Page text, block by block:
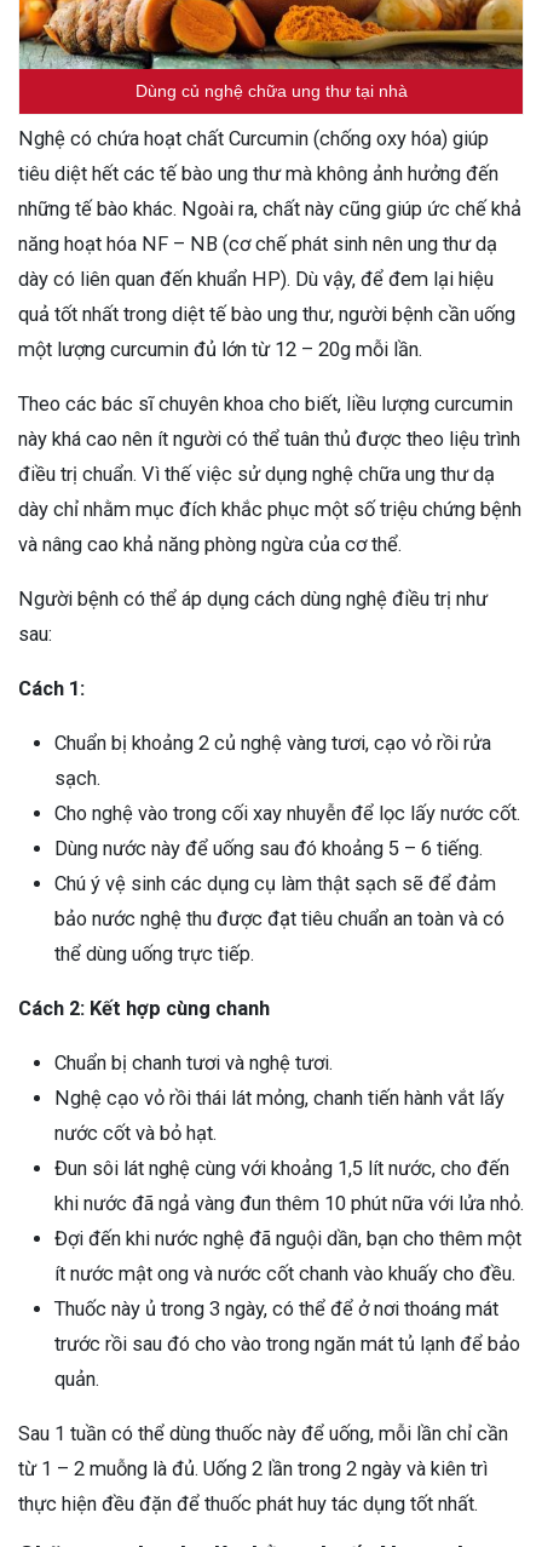
Dùng củ nghệ chữa ung thư tại nhà
Nghệ có chứa hoạt chất Curcumin (chống oxy hóa) giúp
tiêu diệt hết các tế bào ung thư mà không ảnh hưởng đến
những tế bào khác. Ngoài ra, chất này cũng giúp ức chế khả
năng hoạt hóa NF – NB (cơ chế phát sinh nên ung thư dạ
dày có liên quan đến khuẩn HP). Dù vậy, để đem lại hiệu
quả tốt nhất trong diệt tế bào ung thư, người bệnh cần uống
một lượng curcumin đủ lớn từ 12 – 20g mỗi lần.
Theo các bác sĩ chuyên khoa cho biết, liều lượng curcumin
này khá cao nên ít người có thể tuân thủ được theo liệu trình
điều trị chuẩn. Vì thế việc sử dụng nghệ chữa ung thư dạ
dày chỉ nhằm mục đích khắc phục một số triệu chứng bệnh
và nâng cao khả năng phòng ngừa của cơ thể.
Người bệnh có thể áp dụng cách dùng nghệ điều trị như
sau:
Cách 1:
Chuẩn bị khoảng 2 củ nghệ vàng tươi, cạo vỏ rồi rửa
sạch.
Cho nghệ vào trong cối xay nhuyễn để lọc lấy nước cốt.
Dùng nước này để uống sau đó khoảng 5 – 6 tiếng.
Chú ý vệ sinh các dụng cụ làm thật sạch sẽ để đảm
bảo nước nghệ thu được đạt tiêu chuẩn an toàn và có
thể dùng uống trực tiếp.
Cách 2: Kết hợp cùng chanh
Chuẩn bị chanh tươi và nghệ tươi.
Nghệ cạo vỏ rồi thái lát mỏng, chanh tiến hành vắt lấy
nước cốt và bỏ hạt.
Đun sôi lát nghệ cùng với khoảng 1,5 lít nước, cho đến
khi nước đã ngả vàng đun thêm 10 phút nữa với lửa nhỏ.
Đợi đến khi nước nghệ đã nguội dần, bạn cho thêm một
ít nước mật ong và nước cốt chanh vào khuấy cho đều.
Thuốc này ủ trong 3 ngày, có thể để ở nơi thoáng mát
trước rồi sau đó cho vào trong ngăn mát tủ lạnh để bảo
quản.
Sau 1 tuần có thể dùng thuốc này để uống, mỗi lần chỉ cần
từ 1 – 2 muỗng là đủ. Uống 2 lần trong 2 ngày và kiên trì
thực hiện đều đặn để thuốc phát huy tác dụng tốt nhất.